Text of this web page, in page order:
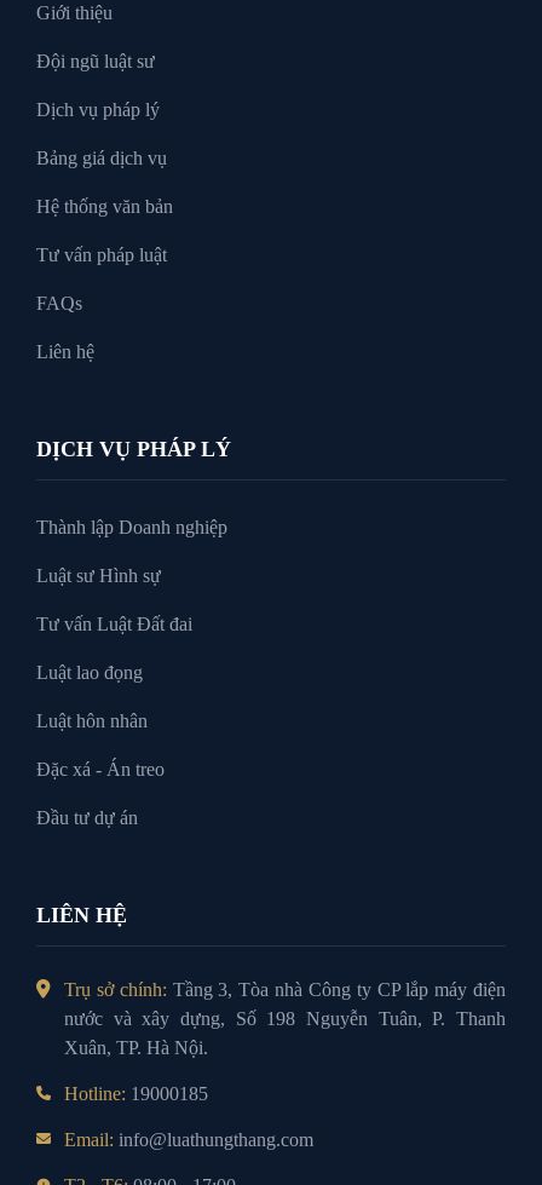
Xin tại ngoại
Giới thiệu
Đội ngũ luật sư
Dịch vụ pháp lý
Bảng giá dịch vụ
Hệ thống văn bản
Tư vấn pháp luật
FAQs
Liên hệ
DỊCH VỤ PHÁP LÝ
Thành lập Doanh nghiệp
Luật sư Hình sự
Tư vấn Luật Đất đai
Luật lao đọng
Luật hôn nhân
Đặc xá - Án treo
Đầu tư dự án
LIÊN HỆ
Trụ sở chính: Tầng 3, Tòa nhà Công ty CP lắp máy điện
nước và xây dựng, Số 198 Nguyễn Tuân, P. Thanh
Xuân, TP. Hà Nội.
Hotline: 19000185
Email: info@luathungthang.com